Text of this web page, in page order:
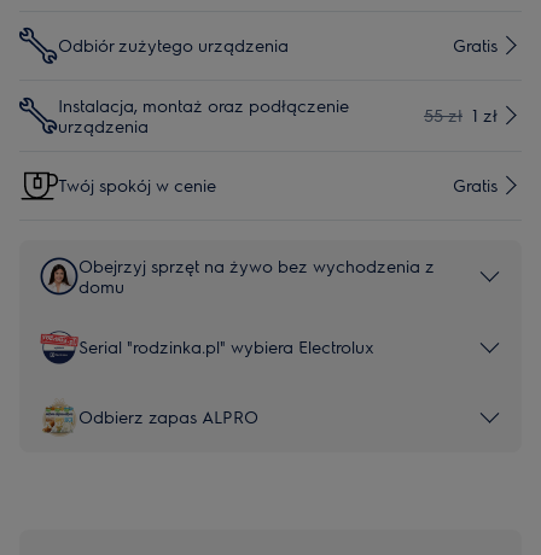
Odbiór zużytego urządzenia Gratis
Instalacja, montaż oraz podłączenie
urządzenia
55 zł 1 zł
Twój spokój w cenie Gratis
Obejrzyj sprzęt na żywo bez wychodzenia z
domu
Serial "rodzinka.pl" wybiera Electrolux
Odbierz zapas ALPRO